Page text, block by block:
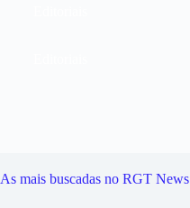
As mais buscadas no RGT News